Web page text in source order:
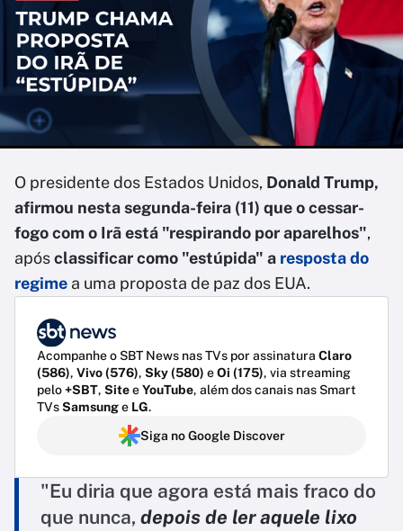
O presidente dos Estados Unidos, Donald Trump,
afirmou nesta segunda-feira (11) que o cessar-
fogo com o Irã está "respirando por aparelhos",
apósclassificar como "estúpida" a resposta do
regime a uma proposta de paz dos EUA.
Acompanhe o SBT News nas TVs por assinatura Claro
(586), Vivo (576), Sky (580) eOi (175), via streaming
pelo+SBT, SiteeYouTube, além dos canais nas Smart
TVsSamsunge LG.
Siga no Google Discover
"Eu diria que agora está mais fraco do
que nunca, depois de ler aquele lixo